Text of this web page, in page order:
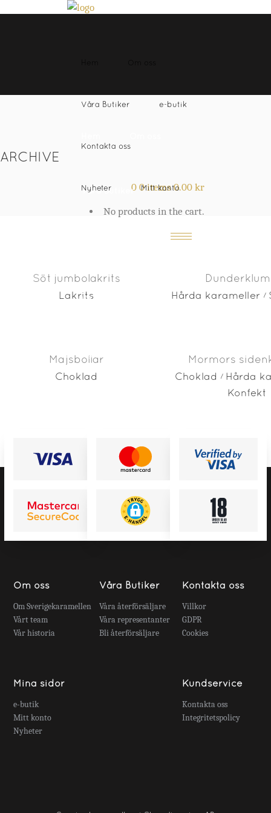
Våra Butiker
Kontakta oss
Nyheter
0 0 items 0.00 kr
No products in the cart.
Våra Butiker e-butik
Kontakta oss
Nyheter Mitt konto
ARCHIVE
Söt jumbolakrits
Lakrits Hårda karameller
Majsbollar
Choklad
Mormors
Choklad
Hårda
Konfekt
Om oss
Om Sverigekaramellen
Vårt team
Vår historia
Våra Butiker
Våra återförsäljare
Våra representanter
Bli återförsäljare
Kontakta oss
Villkor
GDPR
Cookies
Mina sidor
e-butik
Mitt konto
Nyheter
Kundservice
Kontakta oss
Integritetspolicy